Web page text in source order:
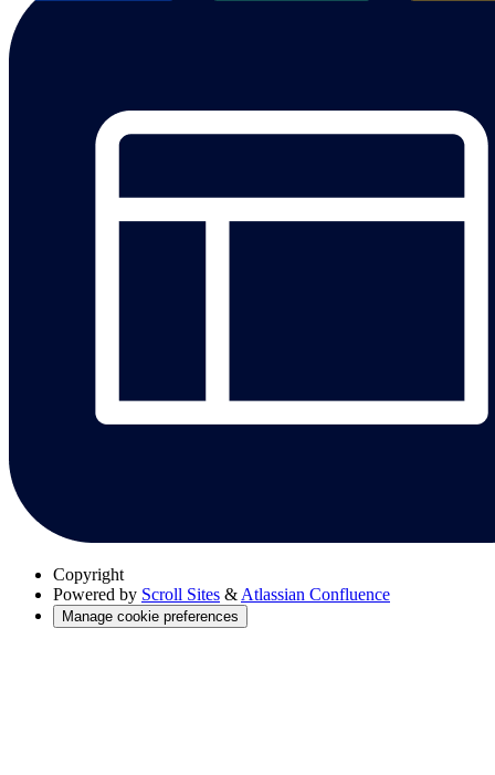
Copyright
Powered by Scroll Sites & Atlassian Confluence
Manage cookie preferences